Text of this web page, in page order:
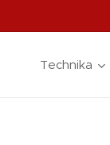
Technika